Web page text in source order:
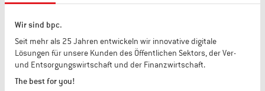
Wir sind bpc.
Seit mehr als 25 Jahren entwickeln wir innovative digitale
Lösungen für unsere Kunden des Öffentlichen Sektors, der Ver-
und Entsorgungswirtschaft und der Finanzwirtschaft.
The best for you!